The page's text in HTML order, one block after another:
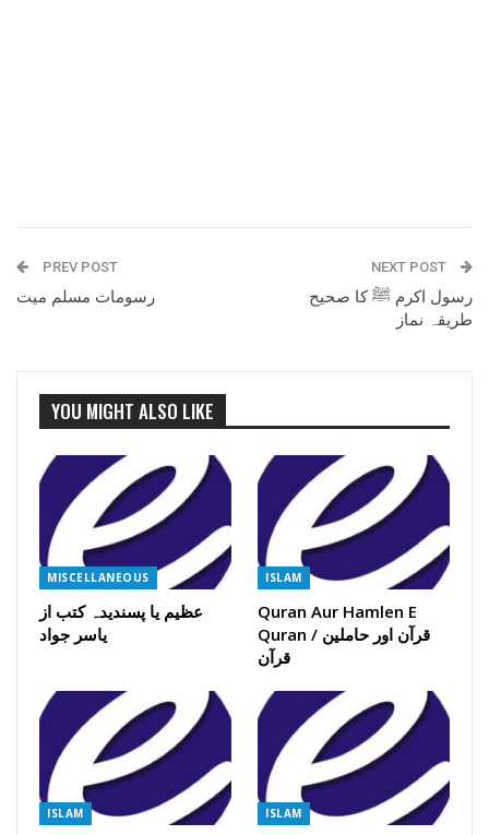
PREV POST
رسومات مسلم میت
NEXT POST
رسول اکرم ﷺ کا صحیح
طریقہ نماز
YOU MIGHT ALSO LIKE
MISCELLANEOUS
عظیم یا پسندیدہ کتب از
یاسر جواد
ISLAM
Quran Aur Hamlen E
Quran / قرآن اور حاملین
قرآن
ISLAM ISLAM